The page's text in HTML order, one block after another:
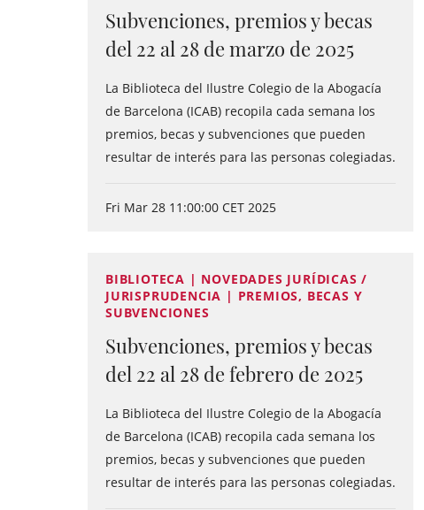
Subvenciones, premios y becas
del 22 al 28 de marzo de 2025
La Biblioteca del Ilustre Colegio de la Abogacía
de Barcelona (ICAB) recopila cada semana los
premios, becas y subvenciones que pueden
resultar de interés para las personas colegiadas.
Fri Mar 28 11:00:00 CET 2025
BIBLIOTECA | NOVEDADES JURÍDICAS /
JURISPRUDENCIA | PREMIOS, BECAS Y
SUBVENCIONES
Subvenciones, premios y becas
del 22 al 28 de febrero de 2025
La Biblioteca del Ilustre Colegio de la Abogacía
de Barcelona (ICAB) recopila cada semana los
premios, becas y subvenciones que pueden
resultar de interés para las personas colegiadas.